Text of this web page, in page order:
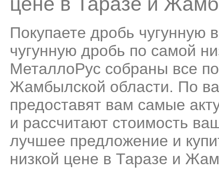
Покупаете дробь чугунную
чугунную дробь по самой
МеталлоРус собраны все
Жамбылской области. По
предоставят вам самые
и рассчитают стоимость
лучшее предложение и
низкой цене в Таразе и